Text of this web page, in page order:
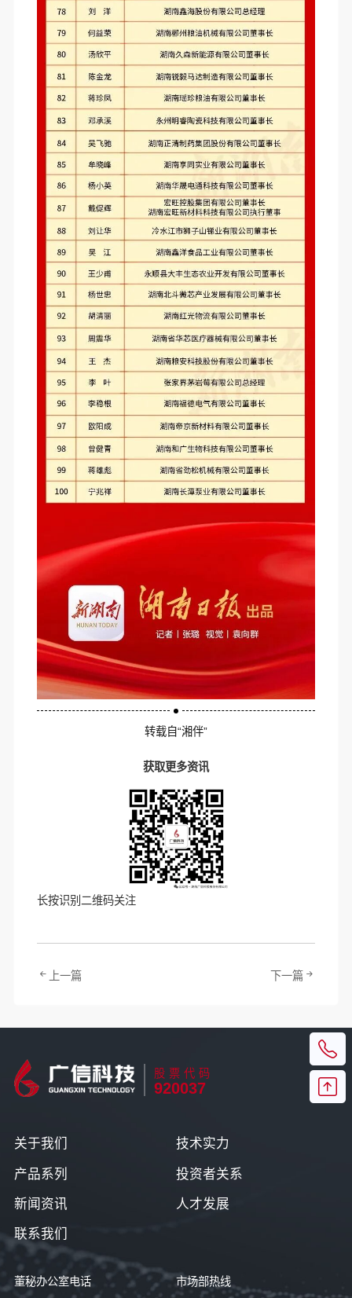
转载自“湘伴”
获取更多资讯
长按识别二维码关注
上一篇 下一篇
股票代码
920037
董秘办公室电话 市场部热线
关于我们 技术实力
产品系列 投资者关系
新闻资讯 人才发展
联系我们